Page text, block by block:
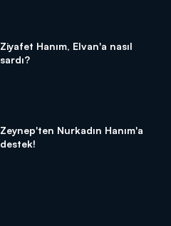
Ziyafet Hanım, Elvan'a nasıl
sardı?
Zeynep'ten Nurkadın Hanım'a
destek!